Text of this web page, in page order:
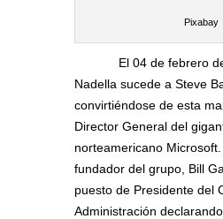
Pixabay
El 04 de febrero
Nadella sucede a Steve
convirtiéndose de esta
Director General del
norteamericano
fundador del grupo, Bill
puesto de Presidente del
Administración